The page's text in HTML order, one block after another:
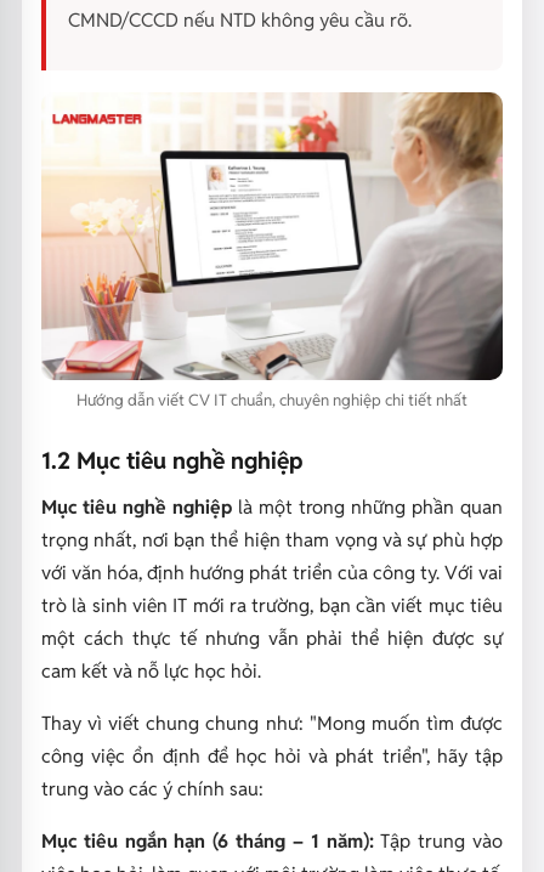
CMND/CCCD nếu NTD không yêu cầu rõ.
Hướng dẫn viết CV IT chuẩn, chuyên nghiệp chi tiết nhất
1.2 Mục tiêu nghề nghiệp
Mục tiêu nghề nghiệplà một trong những phần quan
trọng nhất, nơi bạn thể hiện tham vọng và sự phù hợp
với văn hóa, định hướng phát triển của công ty. Với vai
trò là sinh viên IT mới ra trường, bạn cần viết mục tiêu
một cách thực tế nhưng vẫn phải thể hiện được sự
cam kết và nỗ lực học hỏi.
Thay vì viết chung chung như: "Mong muốn tìm được
công việc ổn định để học hỏi và phát triển", hãy tập
trung vào các ý chính sau:
Mục tiêu ngắn hạn (6 tháng – 1 năm):Tập trung vào